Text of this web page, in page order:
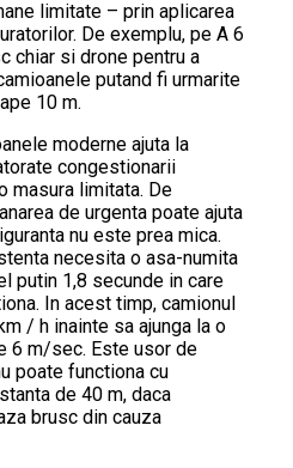
limitate – prin aplicarea
De exemplu, pe A 6
chiar si drone pentru a
putand fi urmarite
10 m.
moderne ajuta la
congestionarii
masura limitata. De
de urgenta poate ajuta
nu este prea mica.
necesita o asa-numita
putin 1,8 secunde in care
In acest timp, camionul
/ h inainte sa ajunga la o
6 m/sec. Este usor de
poate functiona cu
de 40 m, daca
brusc din cauza